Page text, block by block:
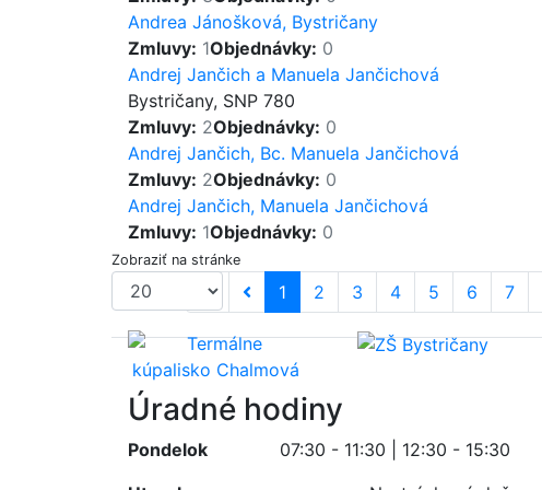
Andrea Jánošková, Bystričany
Zmluvy: 1Objednávky: 0
Andrej Jančich a Manuela Jančichová
Bystričany, SNP 780
Zmluvy: 2Objednávky: 0
Andrej Jančich, Bc. Manuela Jančichová
Zmluvy: 2Objednávky: 0
Andrej Jančich, Manuela Jančichová
Zmluvy: 1Objednávky: 0
1 2 3 4 5 6 7
Zobraziť na stránke
Úradné hodiny
Pondelok
07:30 - 11:30 | 12:30 - 15:30